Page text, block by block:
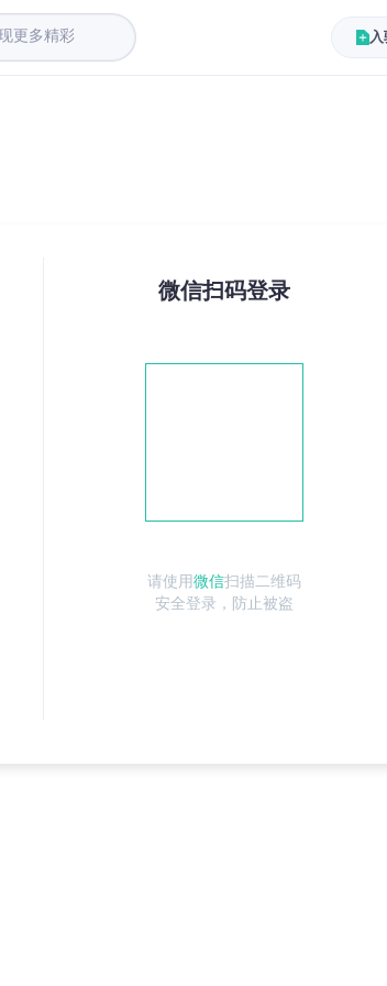
入
微信扫码登录
请使用 微信扫描二维码
安全登录，防止被盗